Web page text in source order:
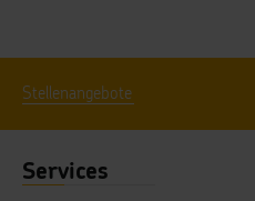
Stellenangebote
Services